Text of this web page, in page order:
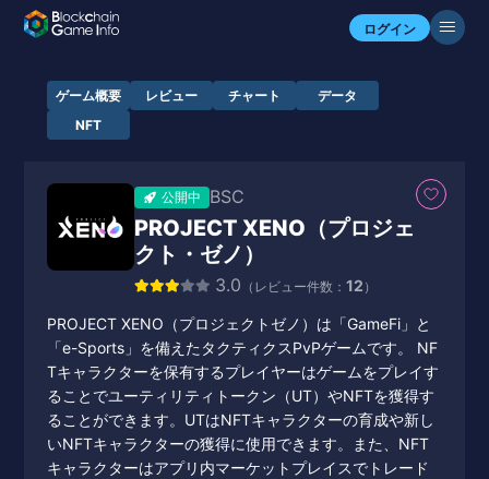
ログイン
ゲーム概要 レビュー チャート
データ
NFT
公開中 BSC
PROJECT XENO（プロジェ
クト・ゼノ）
3.0 （レビュー件数： 12 ）
PROJECT XENO（プロジェクトゼノ）は「GameFi」と
「e-Sports」を備えたタクティクスPvPゲームです。 NF
Tキャラクターを保有するプレイヤーはゲームをプレイす
ることでユーティリティトークン（UT）やNFTを獲得す
ることができます。UTはNFTキャラクターの育成や新し
いNFTキャラクターの獲得に使用できます。また、NFT
キャラクターはアプリ内マーケットプレイスでトレード